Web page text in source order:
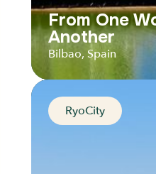
From One
Another
Bilbao, Spain
RyoCity